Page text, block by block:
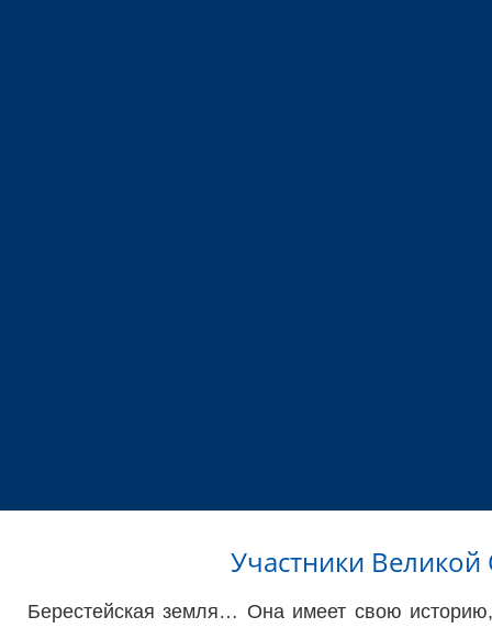
Участники
Берестейская земля… Она имеет свою